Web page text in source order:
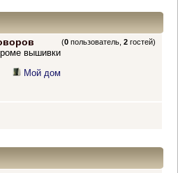
(0 пользователь,2 гостей)
вышивки
Мой дом